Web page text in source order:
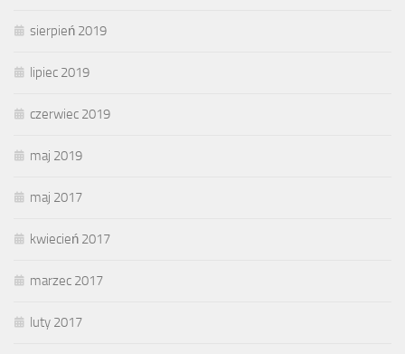
sierpień 2019
lipiec 2019
czerwiec 2019
maj 2019
maj 2017
kwiecień 2017
marzec 2017
luty 2017